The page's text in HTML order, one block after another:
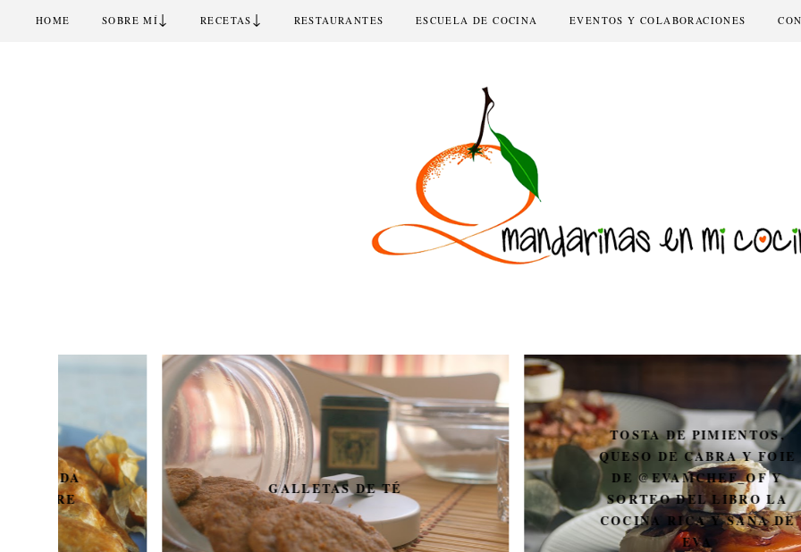
HOME SOBRE MÍ↓ RECETAS ↓ RESTAURANTES ESCUELA DE COCINA EVENTOS Y COLABORACIONES
GALLETAS DE TÉ
TOSTA DE PIMIENTOS,
QUESO DE CABRA Y FOIE
DE @EVAMCHEF_OF Y
SORTEO DEL LIBRO LA
COCINA RICA Y SANA DE
EVA